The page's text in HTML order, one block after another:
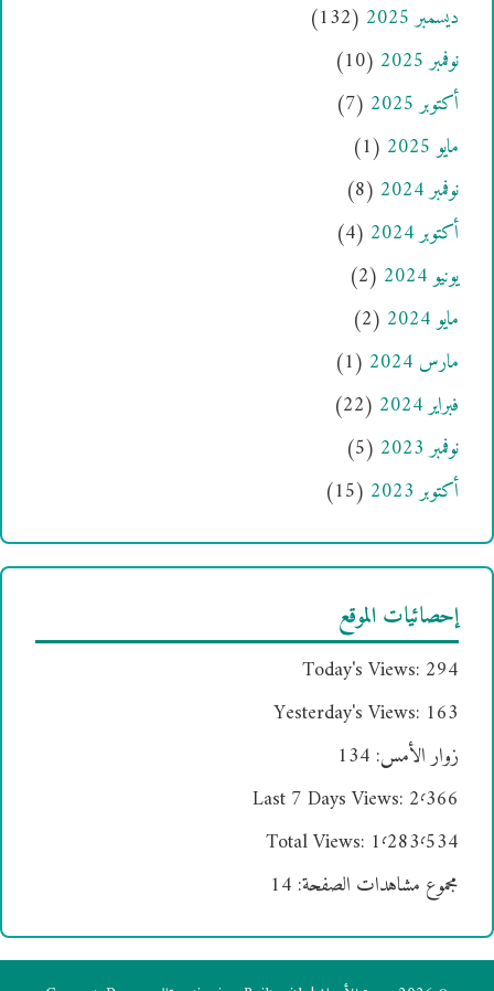
ديسمبر 2025
(132)
نوفمبر 2025
(10)
أكتوبر 2025
(7)
مايو 2025
(1)
نوفمبر 2024
(8)
أكتوبر 2024
(4)
يونيو 2024
(2)
مايو 2024
(2)
مارس 2024
(1)
فبراير 2024
(22)
نوفمبر 2023
(5)
أكتوبر 2023
(15)
إحصائيات الموقع
Today's Views: 294
Yesterday's Views: 163
زوار الأمس: 134
Last 7 Days Views: 2٬366
Total Views: 1٬283٬534
مجموع مشاهدات الصفحة: 14